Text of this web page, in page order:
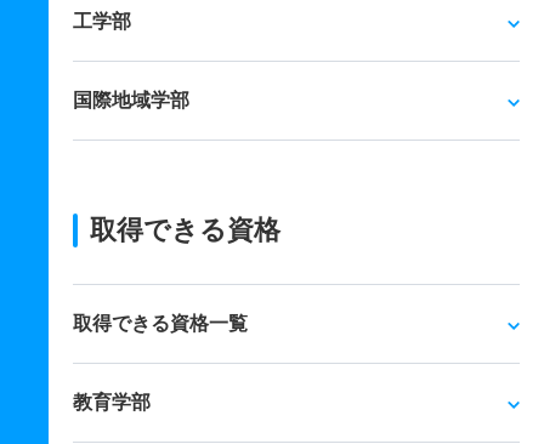
工学部
国際地域学部
取得できる資格
取得できる資格一覧
教育学部